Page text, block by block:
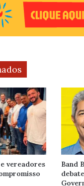
vereadores
Band